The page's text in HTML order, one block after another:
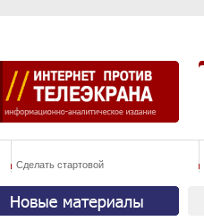
Сделать стартовой